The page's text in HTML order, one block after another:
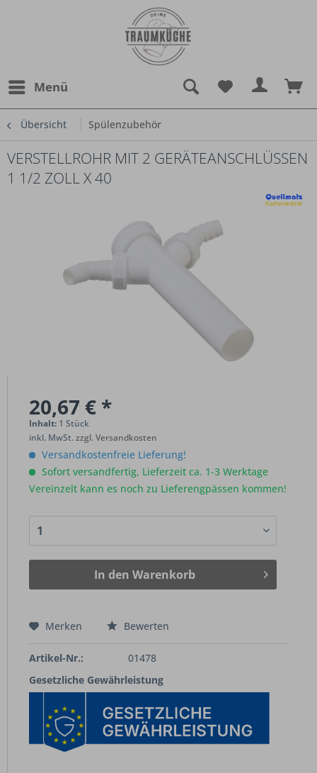
Menü
Übersicht Spülenzubehör
VERSTELLROHR MIT 2 GERÄTEANSCHLÜSSEN
1 1/2 ZOLL X 40
20,67 € *
Inhalt: 1 Stück
inkl. MwSt.zzgl. Versandkosten
Versandkostenfreie Lieferung!
Sofort versandfertig, Lieferzeit ca. 1-3 Werktage
Vereinzelt kann es noch zu Lieferengpässen kommen!
In den Warenkorb
Merken Bewerten
Artikel-Nr.:
01478
Gesetzliche Gewährleistung